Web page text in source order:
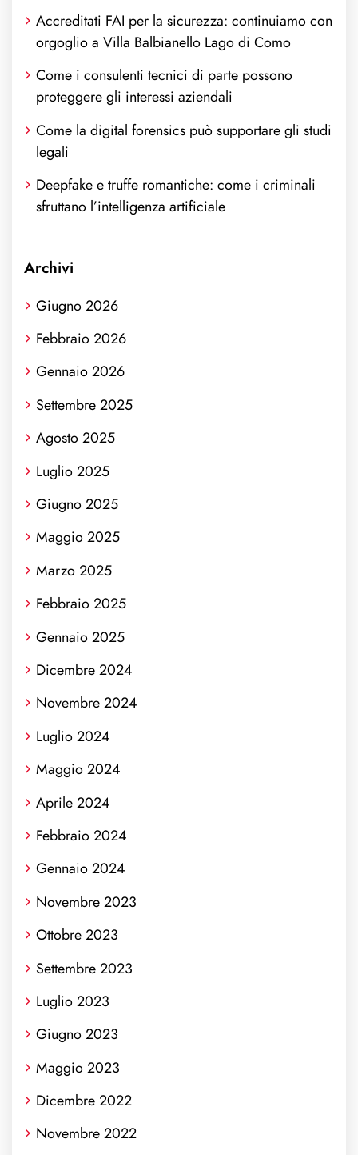
Accreditati FAI per la sicurezza: continuiamo con
orgoglio a Villa Balbianello Lago di Como
Come i consulenti tecnici di parte possono
proteggere gli interessi aziendali
Come la digital forensics può supportare gli studi
legali
Deepfake e truffe romantiche: come i criminali
sfruttano l’intelligenza artificiale
Archivi
Giugno 2026
Febbraio 2026
Gennaio 2026
Settembre 2025
Agosto 2025
Luglio 2025
Giugno 2025
Maggio 2025
Marzo 2025
Febbraio 2025
Gennaio 2025
Dicembre 2024
Novembre 2024
Luglio 2024
Maggio 2024
Aprile 2024
Febbraio 2024
Gennaio 2024
Novembre 2023
Ottobre 2023
Settembre 2023
Luglio 2023
Giugno 2023
Maggio 2023
Dicembre 2022
Novembre 2022